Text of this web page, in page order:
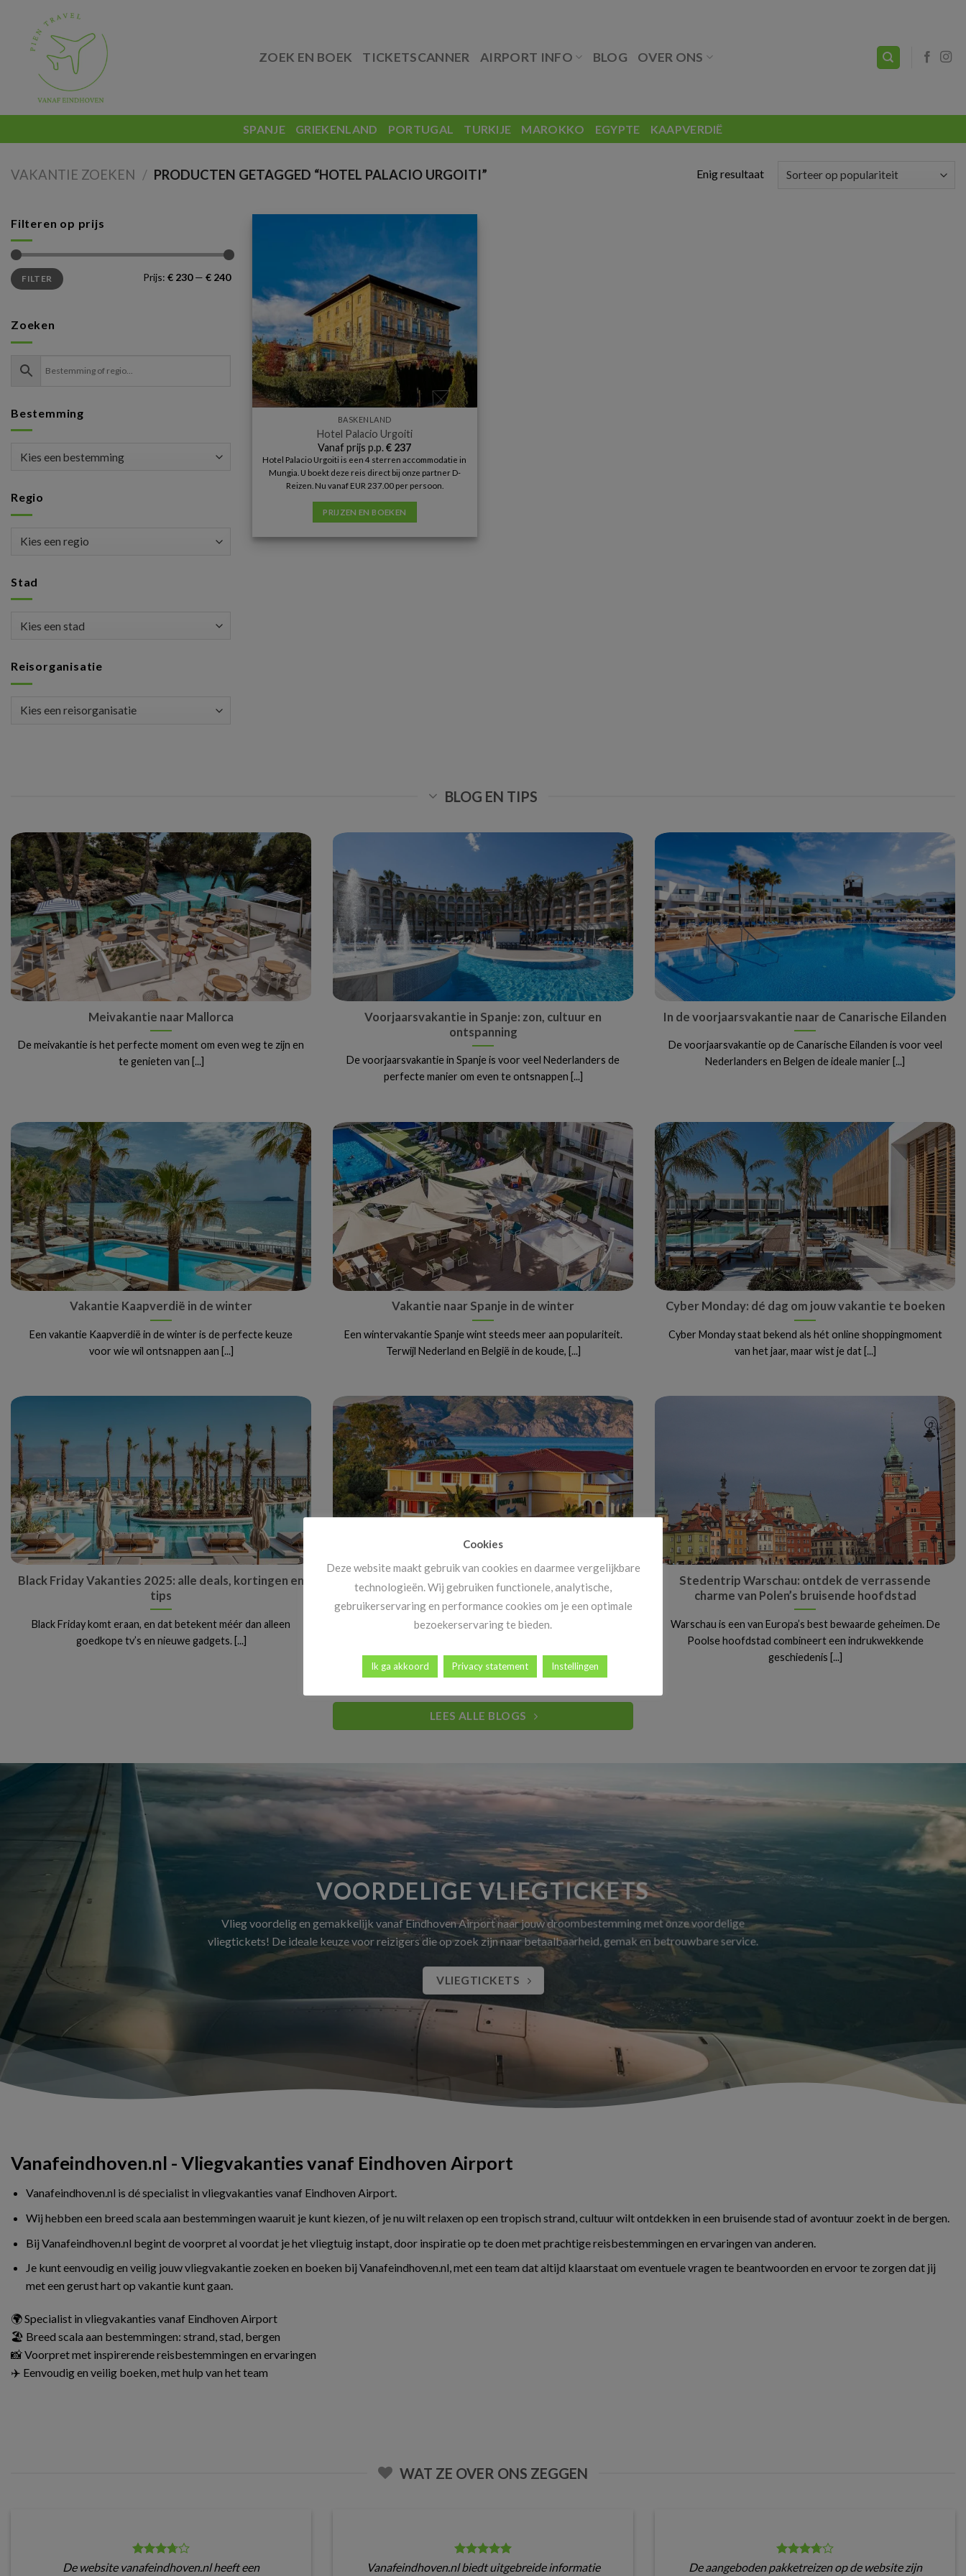
content
ZOEK EN BOEK TICKETSCANNER AIRPORT INFO BLOG OVER ONS
SPANJE GRIEKENLAND PORTUGAL TURKIJE MAROKKO EGYPTE KAAPVERDIË
VAKANTIE ZOEKEN / PRODUCTEN GETAGGED “HOTEL PALACIO URGOITI” Enig resultaat
Filteren op prijs
Min.
prijs
Max.
prijsFILTER Prijs: € 230— € 240
Zoeken
Bestemming
Regio
Stad
Reisorganisatie
BASKENLAND
Hotel Palacio Urgoiti
Vanaf prijs p.p.€ 237
Hotel Palacio Urgoiti is een 4 sterren accommodatie in
Mungia. U boekt deze reis direct bij onze partner D-
Reizen. Nu vanaf EUR 237.00 per persoon.
PRIJZEN EN BOEKEN
BLOG EN TIPS
Meivakantie naar Mallorca
De meivakantie is het perfecte moment om even weg te zijn en
te genieten van [...]
Voorjaarsvakantie in Spanje: zon, cultuur en
ontspanning
De voorjaarsvakantie in Spanje is voor veel Nederlanders de
perfecte manier om even te ontsnappen [...]
In de voorjaarsvakantie naar de Canarische Eilanden
De voorjaarsvakantie op de Canarische Eilanden is voor veel
Nederlanders en Belgen de ideale manier [...]
Vakantie Kaapverdië in de winter
Een vakantie Kaapverdië in de winter is de perfecte keuze
voor wie wil ontsnappen aan [...]
Vakantie naar Spanje in de winter
Een wintervakantie Spanje wint steeds meer aan populariteit.
Terwijl Nederland en België in de koude, [...]
Cyber Monday: dé dag om jouw vakantie te boeken
Cyber Monday staat bekend als hét online shoppingmoment
van het jaar, maar wist je dat [...]
Black Friday Vakanties 2025: alle deals, kortingen en
tips
Black Friday komt eraan, en dat betekent méér dan alleen
goedkope tv’s en nieuwe gadgets. [...]
Vanaf 14 november: megakortingen op ál je
vakanties!
Heb jij al vakantiekriebels? Goed nieuws! Vanaf 14 november
Stedentrip Warschau: ontdek de verrassende
charme van Polen’s bruisende hoofdstad
Warschau is een van Europa’s best bewaarde geheimen. De
Poolse hoofdstad combineert een indrukwekkende
geschiedenis [...]
LEES ALLE BLOGS
VOORDELIGE VLIEGTICKETS
Vlieg voordelig en gemakkelijk vanaf Eindhoven Airport naar jouw droombestemming met onze voordelige
vliegtickets! De ideale keuze voor reizigers die op zoek zijn naar betaalbaarheid, gemak en betrouwbare service.
VLIEGTICKETS
Vanafeindhoven.nl - Vliegvakanties vanaf Eindhoven Airport
Vanafeindhoven.nl is dé specialist in vliegvakanties vanaf Eindhoven Airport.
Wij hebben een breed scala aan bestemmingen waaruit je kunt kiezen, of je nu wilt relaxen op een tropisch strand, cultuur wilt ontdekken in een bruisende stad of avontuur zoekt in de bergen.
Bij Vanafeindhoven.nl begint de voorpret al voordat je het vliegtuig instapt, door inspiratie op te doen met prachtige reisbestemmingen en ervaringen van anderen.
Je kunt eenvoudig en veilig jouw vliegvakantie zoeken en boeken bij Vanafeindhoven.nl, met een team dat altijd klaarstaat om eventuele vragen te beantwoorden en ervoor te zorgen dat jij
met een gerust hart op vakantie kunt gaan.
🌍 Specialist in vliegvakanties vanaf Eindhoven Airport
🏖️ Breed scala aan bestemmingen: strand, stad, bergen
📸 Voorpret met inspirerende reisbestemmingen en ervaringen
✈️ Eenvoudig en veilig boeken, met hulp van het team
WAT ZE OVER ONS ZEGGEN
De website vanafeindhoven.nl heeft een Vanafeindhoven.nl biedt uitgebreide informatie De aangeboden pakketreizen op de website zijn
Cookies
Deze website maakt gebruik van cookies en daarmee vergelijkbare
technologieën. Wij gebruiken functionele, analytische,
gebruikerservaring en performance cookies om je een optimale
bezoekerservaring te bieden.
Ik ga akkoord Privacy statement Instellingen